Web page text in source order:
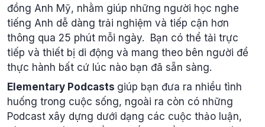
đồng Anh Mỹ, nhằm giúp những người học nghe
tiếng Anh dễ dàng trải nghiệm và tiếp cận hơn
thông qua 25 phút mỗi ngày. Bạn có thể tải trực
tiếp và thiết bị di động và mang theo bên người để
thực hành bất cứ lúc nào bạn đã sẵn sàng.
Elementary Podcasts giúp bạn đưa ra nhiều tình
huống trong cuộc sống, ngoài ra còn có những
Podcast xây dựng dưới dạng các cuộc thảo luận,